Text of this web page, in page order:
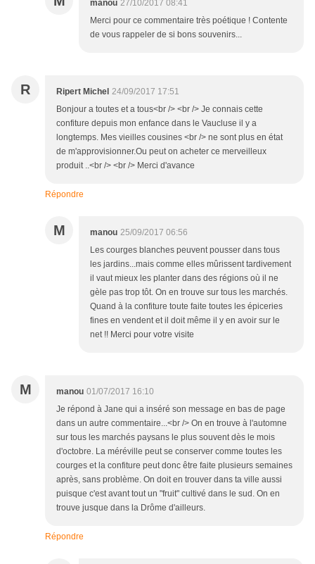
manou 27/10/2017 08:41
Merci pour ce commentaire très poétique ! Contente
de vous rappeler de si bons souvenirs...
R Ripert Michel 24/09/2017 17:51
Bonjour a toutes et a tous<br /> <br /> Je connais cette
confiture depuis mon enfance dans le Vaucluse il y a
longtemps. Mes vieilles cousines <br /> ne sont plus en état
de m'approvisionner.Ou peut on acheter ce merveilleux
produit ..<br /> <br /> Merci d'avance
Répondre
M manou 25/09/2017 06:56
Les courges blanches peuvent pousser dans tous
les jardins...mais comme elles mûrissent tardivement
il vaut mieux les planter dans des régions où il ne
gèle pas trop tôt. On en trouve sur tous les marchés.
Quand à la confiture toute faite toutes les épiceries
fines en vendent et il doit même il y en avoir sur le
net !! Merci pour votre visite
M manou 01/07/2017 16:10
Je répond à Jane qui a inséré son message en bas de page
dans un autre commentaire...<br /> On en trouve à l'automne
sur tous les marchés paysans le plus souvent dès le mois
d'octobre. La méréville peut se conserver comme toutes les
courges et la confiture peut donc être faite plusieurs semaines
après, sans problème. On doit en trouver dans ta ville aussi
puisque c'est avant tout un "fruit" cultivé dans le sud. On en
trouve jusque dans la Drôme d'ailleurs.
Répondre